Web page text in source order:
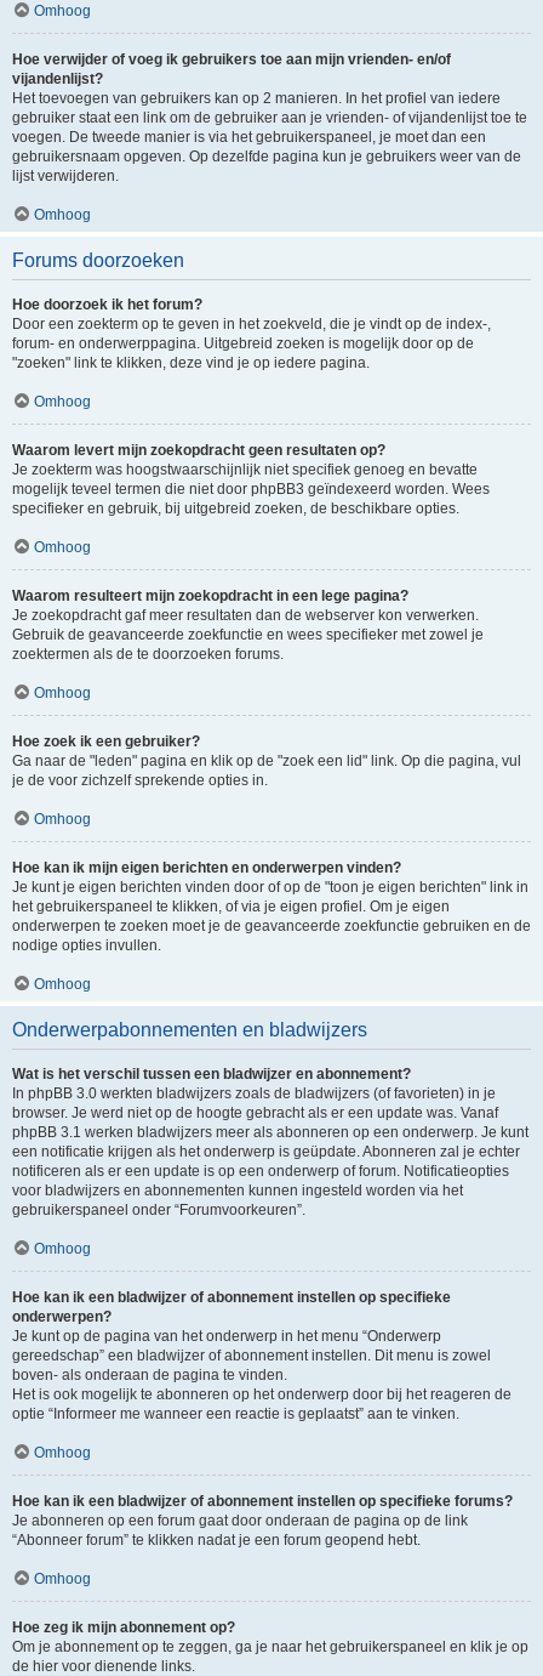
Omhoog
Hoe verwijder of voeg ik gebruikers toe aan mijn vrienden- en/of
vijandenlijst?
Het toevoegen van gebruikers kan op 2 manieren. In het profiel van iedere
gebruiker staat een link om de gebruiker aan je vrienden- of vijandenlijst toe te
voegen. De tweede manier is via het gebruikerspaneel, je moet dan een
gebruikersnaam opgeven. Op dezelfde pagina kun je gebruikers weer van de
lijst verwijderen.
Omhoog
Forums doorzoeken
Hoe doorzoek ik het forum?
Door een zoekterm op te geven in het zoekveld, die je vindt op de index-,
forum- en onderwerppagina. Uitgebreid zoeken is mogelijk door op de
"zoeken" link te klikken, deze vind je op iedere pagina.
Omhoog
Waarom levert mijn zoekopdracht geen resultaten op?
Je zoekterm was hoogstwaarschijnlijk niet specifiek genoeg en bevatte
mogelijk teveel termen die niet door phpBB3 geïndexeerd worden. Wees
specifieker en gebruik, bij uitgebreid zoeken, de beschikbare opties.
Omhoog
Waarom resulteert mijn zoekopdracht in een lege pagina?
Je zoekopdracht gaf meer resultaten dan de webserver kon verwerken.
Gebruik de geavanceerde zoekfunctie en wees specifieker met zowel je
zoektermen als de te doorzoeken forums.
Omhoog
Hoe zoek ik een gebruiker?
Ga naar de "leden" pagina en klik op de "zoek een lid" link. Op die pagina, vul
je de voor zichzelf sprekende opties in.
Omhoog
Hoe kan ik mijn eigen berichten en onderwerpen vinden?
Je kunt je eigen berichten vinden door of op de "toon je eigen berichten" link in
het gebruikerspaneel te klikken, of via je eigen profiel. Om je eigen
onderwerpen te zoeken moet je de geavanceerde zoekfunctie gebruiken en de
nodige opties invullen.
Omhoog
Onderwerpabonnementen en bladwijzers
Wat is het verschil tussen een bladwijzer en abonnement?
In phpBB 3.0 werkten bladwijzers zoals de bladwijzers (of favorieten) in je
browser. Je werd niet op de hoogte gebracht als er een update was. Vanaf
phpBB 3.1 werken bladwijzers meer als abonneren op een onderwerp. Je kunt
een notificatie krijgen als het onderwerp is geüpdate. Abonneren zal je echter
notificeren als er een update is op een onderwerp of forum. Notificatieopties
voor bladwijzers en abonnementen kunnen ingesteld worden via het
gebruikerspaneel onder “Forumvoorkeuren”.
Omhoog
Hoe kan ik een bladwijzer of abonnement instellen op specifieke
onderwerpen?
Je kunt op de pagina van het onderwerp in het menu “Onderwerp
gereedschap” een bladwijzer of abonnement instellen. Dit menu is zowel
boven- als onderaan de pagina te vinden.
Het is ook mogelijk te abonneren op het onderwerp door bij het reageren de
optie “Informeer me wanneer een reactie is geplaatst” aan te vinken.
Omhoog
Hoe kan ik een bladwijzer of abonnement instellen op specifieke forums?
Je abonneren op een forum gaat door onderaan de pagina op de link
“Abonneer forum” te klikken nadat je een forum geopend hebt.
Omhoog
Hoe zeg ik mijn abonnement op?
Om je abonnement op te zeggen, ga je naar het gebruikerspaneel en klik je op
de hier voor dienende links.